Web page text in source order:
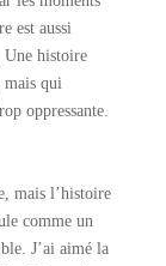
est aussi
Une histoire
mais qui
oppressante.
mais l’histoire
comme un
J’ai aimé la